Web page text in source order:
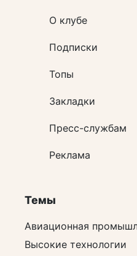
О клубе
Подписки
Топы
Закладки
Пресс-службам
Реклама
Темы
Авиационная
Высокие технологии